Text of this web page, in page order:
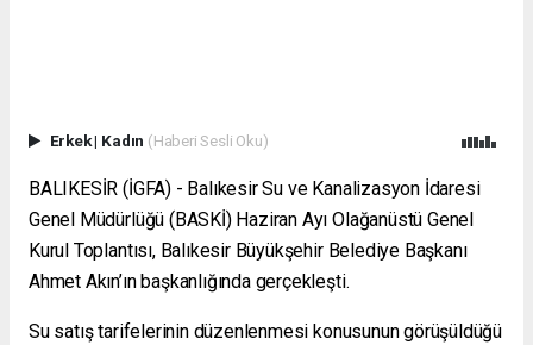
Erkek| Kadın (Haberi Sesli Oku)
BALIKESİR (İGFA) - Balıkesir Su ve Kanalizasyon İdaresi
Genel Müdürlüğü (BASKİ) Haziran Ayı Olağanüstü Genel
Kurul Toplantısı, Balıkesir Büyükşehir Belediye Başkanı
Ahmet Akın’ın başkanlığında gerçekleşti.
Su satış tarifelerinin düzenlenmesi konusunun görüşüldüğü